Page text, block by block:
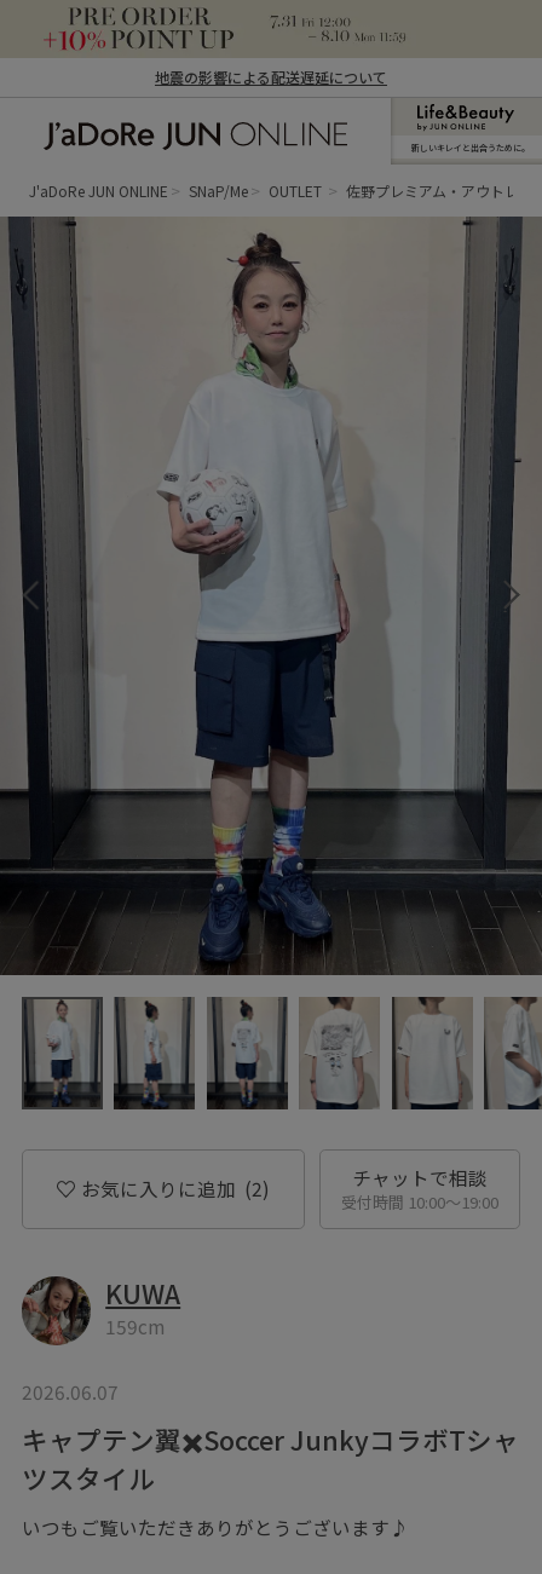
地震の影響による配送遅延について
ン オンライン）
新しいキレイと出合うために。
J'aDoRe JUN ONLINE SNaP/Me OUTLET 佐野プレミアム・アウトレッ
お気に入りに追加 (2) チャットで相談
受付時間 10:00〜19:00
KUWA
159cm
2026.06.07
キャプテン翼✖️Soccer JunkyコラボTシャ
ツスタイル
いつもご覧いただきありがとうございます♪